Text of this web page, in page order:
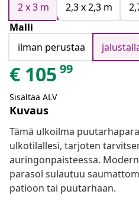
2 x 3 m
2,3 x 2,3 m
Malli
ilman perustaa
€ 105 99
Sisältää ALV
Kuvaus
Tämä ulkoilma
ulkotilallesi, tarjoten
auringonpaisteessa.
parasol sulautuu
patioon tai puutarhaan.